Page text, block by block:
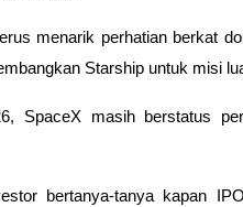
menarik perhatian berkat
Starship untuk misi
SpaceX masih berstatus
bertanya-tanya kapan